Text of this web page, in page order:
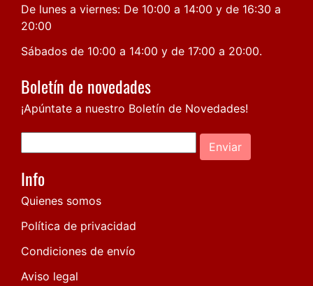
De lunes a viernes: De 10:00 a 14:00 y de 16:30 a
20:00
Sábados de 10:00 a 14:00 y de 17:00 a 20:00.
Boletín de novedades
¡Apúntate a nuestro Boletín de Novedades!
Enviar
Info
Quienes somos
Política de privacidad
Condiciones de envío
Aviso legal